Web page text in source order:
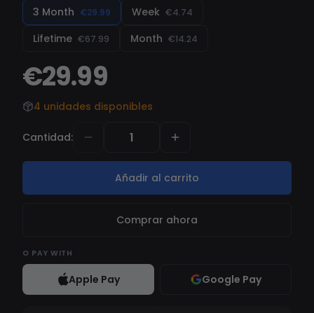
VAC. · Configuraciones fáciles de compartir y
usar.
3 Month €29.99 Week €4.74
Lifetime €67.99 Month €14.24
€29.99
4 unidades disponibles
Cantidad:
Añadir al carrito
Comprar ahora
O PAY WITH
Apple Pay Google Pay